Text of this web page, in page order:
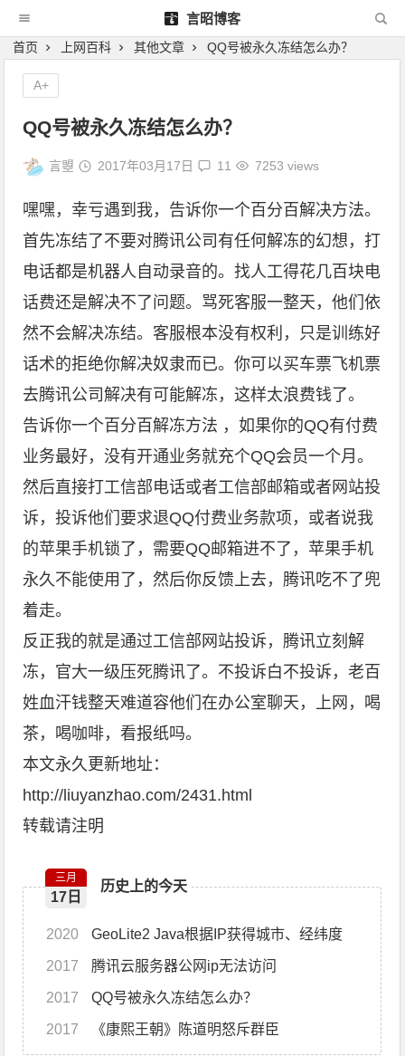
言昭博客
首页 上网百科 其他文章 QQ号被永久冻结怎么办？
QQ号被永久冻结怎么办？
言曌 2017年03月17日 11 7253 views
嘿嘿，幸亏遇到我，告诉你一个百分百解决方法。
首先冻结了不要对腾讯公司有任何解冻的幻想，打
电话都是机器人自动录音的。找人工得花几百块电
话费还是解决不了问题。骂死客服一整天，他们依
然不会解决冻结。客服根本没有权利，只是训练好
话术的拒绝你解决奴隶而已。你可以买车票飞机票
去腾讯公司解决有可能解冻，这样太浪费钱了。
告诉你一个百分百解冻方法 ，如果你的QQ有付费
业务最好，没有开通业务就充个QQ会员一个月。
然后直接打工信部电话或者工信部邮箱或者网站投
诉，投诉他们要求退QQ付费业务款项，或者说我
的苹果手机锁了，需要QQ邮箱进不了，苹果手机
永久不能使用了，然后你反馈上去，腾讯吃不了兜
着走。
反正我的就是通过工信部网站投诉，腾讯立刻解
冻，官大一级压死腾讯了。不投诉白不投诉，老百
姓血汗钱整天难道容他们在办公室聊天，上网，喝
茶，喝咖啡，看报纸吗。
本文永久更新地址：
http://liuyanzhao.com/2431.html
转载请注明
历史上的今天
三月
17日
2020 GeoLite2 Java根据IP获得城市、经纬度
2017 腾讯云服务器公网ip无法访问
2017 QQ号被永久冻结怎么办？
2017 《康熙王朝》陈道明怒斥群臣
A+